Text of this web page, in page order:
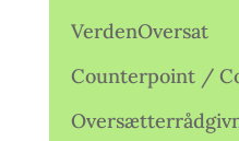
VerdenOversat
Counterpoint /